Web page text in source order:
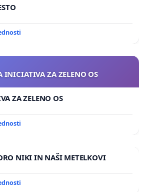
MESTO
INICIATIVA ZA ZELENO OS
ZA ZELENO OS
NIKI IN NAŠI METELKOVI